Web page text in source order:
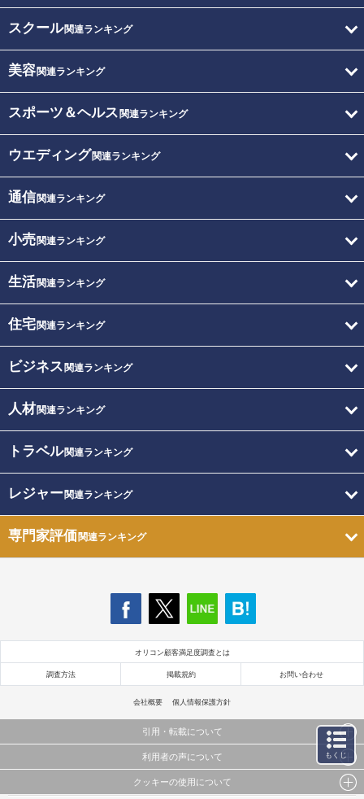
スクール関連ランキング
美容関連ランキング
スポーツ＆ヘルス 関連ランキング
ウエディング関連ランキング
通信関連ランキング
小売関連ランキング
生活関連ランキング
住宅関連ランキング
ビジネス 関連ランキング
人材関連ランキング
トラベル関連ランキング
レジャー関連ランキング
専門家評価関連ランキング
オリコン顧客満足度調査とは
調査方法 掲載規約 お問い合わせ
会社概要 個人情報保護方針
引用・転載について
当サイトで公開されている情報（文字、写真、イラスト、画像データ等）及びこれらの配置・
これらの情報を権利者の許可なく無断転載・複製などの二次利用を行うことは固く禁じており
利用者の声について
当サイトに掲載している内容はすべてサービスの利用者が提出された見解・感想です。
クッキーの使用について
もくじ